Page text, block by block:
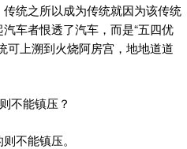
统之所以成为传统就因为该传统
车者恨透了汽车，而是“五四优
可上溯到火烧阿房宫，地地道道
不能镇压？
不能镇压。